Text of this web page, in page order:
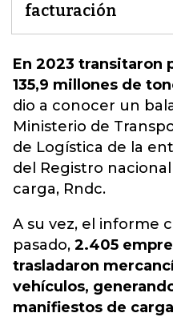
facturación
En 2023 transitaron
135,9 millones de
dio a conocer un
Ministerio de
de Logística de la
del Registro
carga, Rndc.
A su vez, el informe
pasado, 2.405
trasladaron
vehículos,
manifiestos de carga